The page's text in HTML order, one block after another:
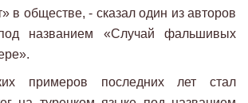
в обществе, - сказал один из авторов
названием «Случай фальшивых
примеров последних лет стал